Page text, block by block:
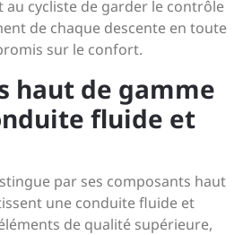
cycliste de garder le contrôle
de chaque descente en toute
sur le confort.
haut de gamme
fluide et
par ses composants haut
une conduite fluide et
de qualité supérieure,